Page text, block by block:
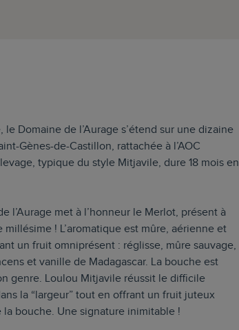
Domaine de l’Aurage s’étend sur une dizaine
Gènes-de-Castillon, rattachée à l’AOC
typique du style Mitjavile, dure 18 mois en
l’Aurage met à l’honneur le Merlot, présent à
millésime ! L’aromatique est mûre, aérienne et
un fruit omniprésent : réglisse, mûre sauvage,
et vanille de Madagascar. La bouche est
genre. Loulou Mitjavile réussit le difficile
la “largeur” tout en offrant un fruit juteux
bouche. Une signature inimitable !